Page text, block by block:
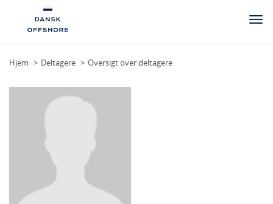
Hjem Deltagere Oversigt over deltagere